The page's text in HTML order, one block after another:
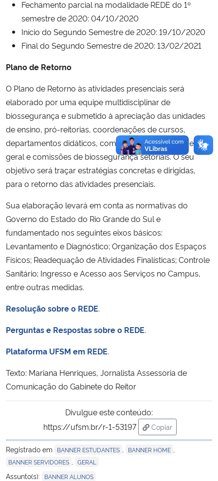
Fechamento parcial na modalidade REDE do 1º
semestre de 2020: 04/10/2020
Início do Segundo Semestre de 2020: 19/10/2020
Final do Segundo Semestre de 2020: 13/02/2021
Plano de Retorno
O Plano de Retorno às atividades presenciais será
elaborado por uma equipe multidisciplinar de
biossegurança e submetido à apreciação das unidades
de ensino, pró-reitorias, coordenações de cursos,
departamentos didáticos, comunidade acadêmica em
geral e comissões de biossegurança setoriais. O seu
objetivo será traçar estratégias concretas e dirigidas,
para o retorno das atividades presenciais.
Sua elaboração levará em conta as normativas do
Governo do Estado do Rio Grande do Sul e
fundamentado nos seguintes eixos básicos:
Levantamento e Diagnóstico; Organização dos Espaços
Físicos; Readequação de Atividades Finalísticas; Controle
Sanitário; Ingresso e Acesso aos Serviços no Campus,
entre outras medidas.
Resolução sobre o REDE.
Perguntas e Respostas sobre o REDE.
Plataforma UFSM em REDE.
Texto: Mariana Henriques, Jornalista Assessoria de
Comunicação do Gabinete do Reitor
Divulgue este conteúdo:
https://ufsm.br/r-1-53197
Copiar
para área de
Registrado em
BANNER ESTUDANTES BANNER HOME
BANNER SERVIDORES GERAL
Assunto(s): BANNER ALUNOS